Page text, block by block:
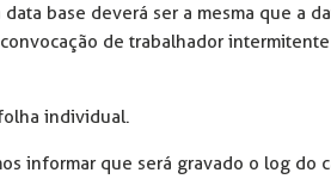
base deverá ser a mesma que a
de trabalhador
individual.
informar que será gravado o log do